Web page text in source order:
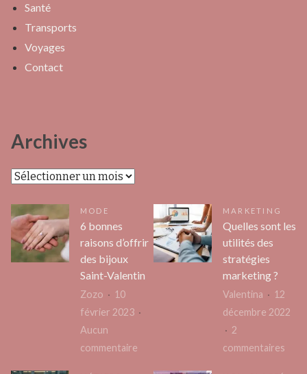
Santé
Transports
Voyages
Contact
Archives
Archives
MODE
6 bonnes
raisons d’offrir
des bijoux
Saint-Valentin
Zozo
10
février 2023
Aucun
commentaire
MARKETING
Quelles sont les
utilités des
stratégies
marketing ?
Valentina
12
décembre 2022
2
commentaires